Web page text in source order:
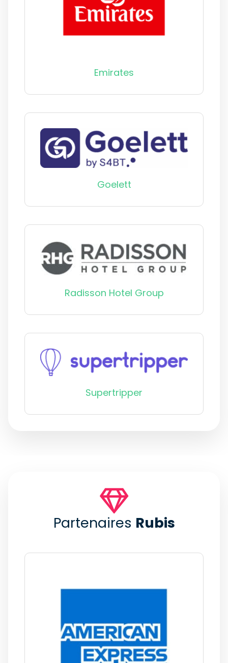
Emirates
Goelett
Radisson Hotel Group
Supertripper
Partenaires Rubis